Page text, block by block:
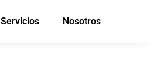
Servicios Nosotros